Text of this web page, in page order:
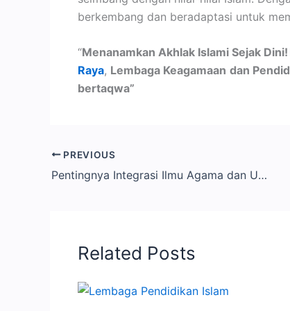
berkembang dan beradaptasi untuk
“Menanamkan Akhlak Islami Sejak
Raya, Lembaga Keagamaan dan
bertaqwa”
PREVIOUS
Pentingnya Integrasi Ilmu Agama dan Umum dalam Pendidikan
Related Posts